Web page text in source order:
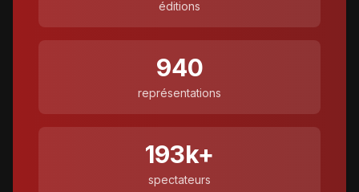
éditions
940
représentations
193k+
spectateurs